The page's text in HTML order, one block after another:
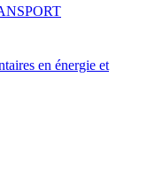
en énergie et